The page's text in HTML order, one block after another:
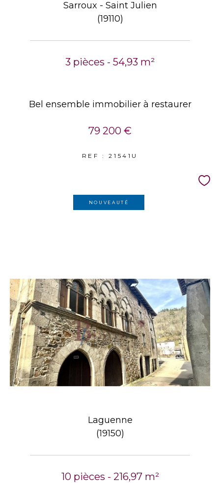
Sarroux - Saint Julien
(19110)
3 pièces - 54,93 m²
Bel ensemble immobilier à restaurer
79 200 €
REF : 21541U
NOUVEAUTÉ
Laguenne
(19150)
10 pièces - 216,97 m²